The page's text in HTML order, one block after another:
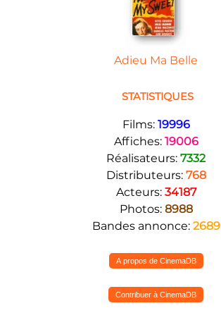
Adieu Ma Belle
STATISTIQUES
Films: 19996
Affiches: 19006
Réalisateurs: 7332
Distributeurs: 768
Acteurs: 34187
Photos: 8988
Bandes annonce: 2689
A propos de CinemaDB
Contribuer à CinemaDB